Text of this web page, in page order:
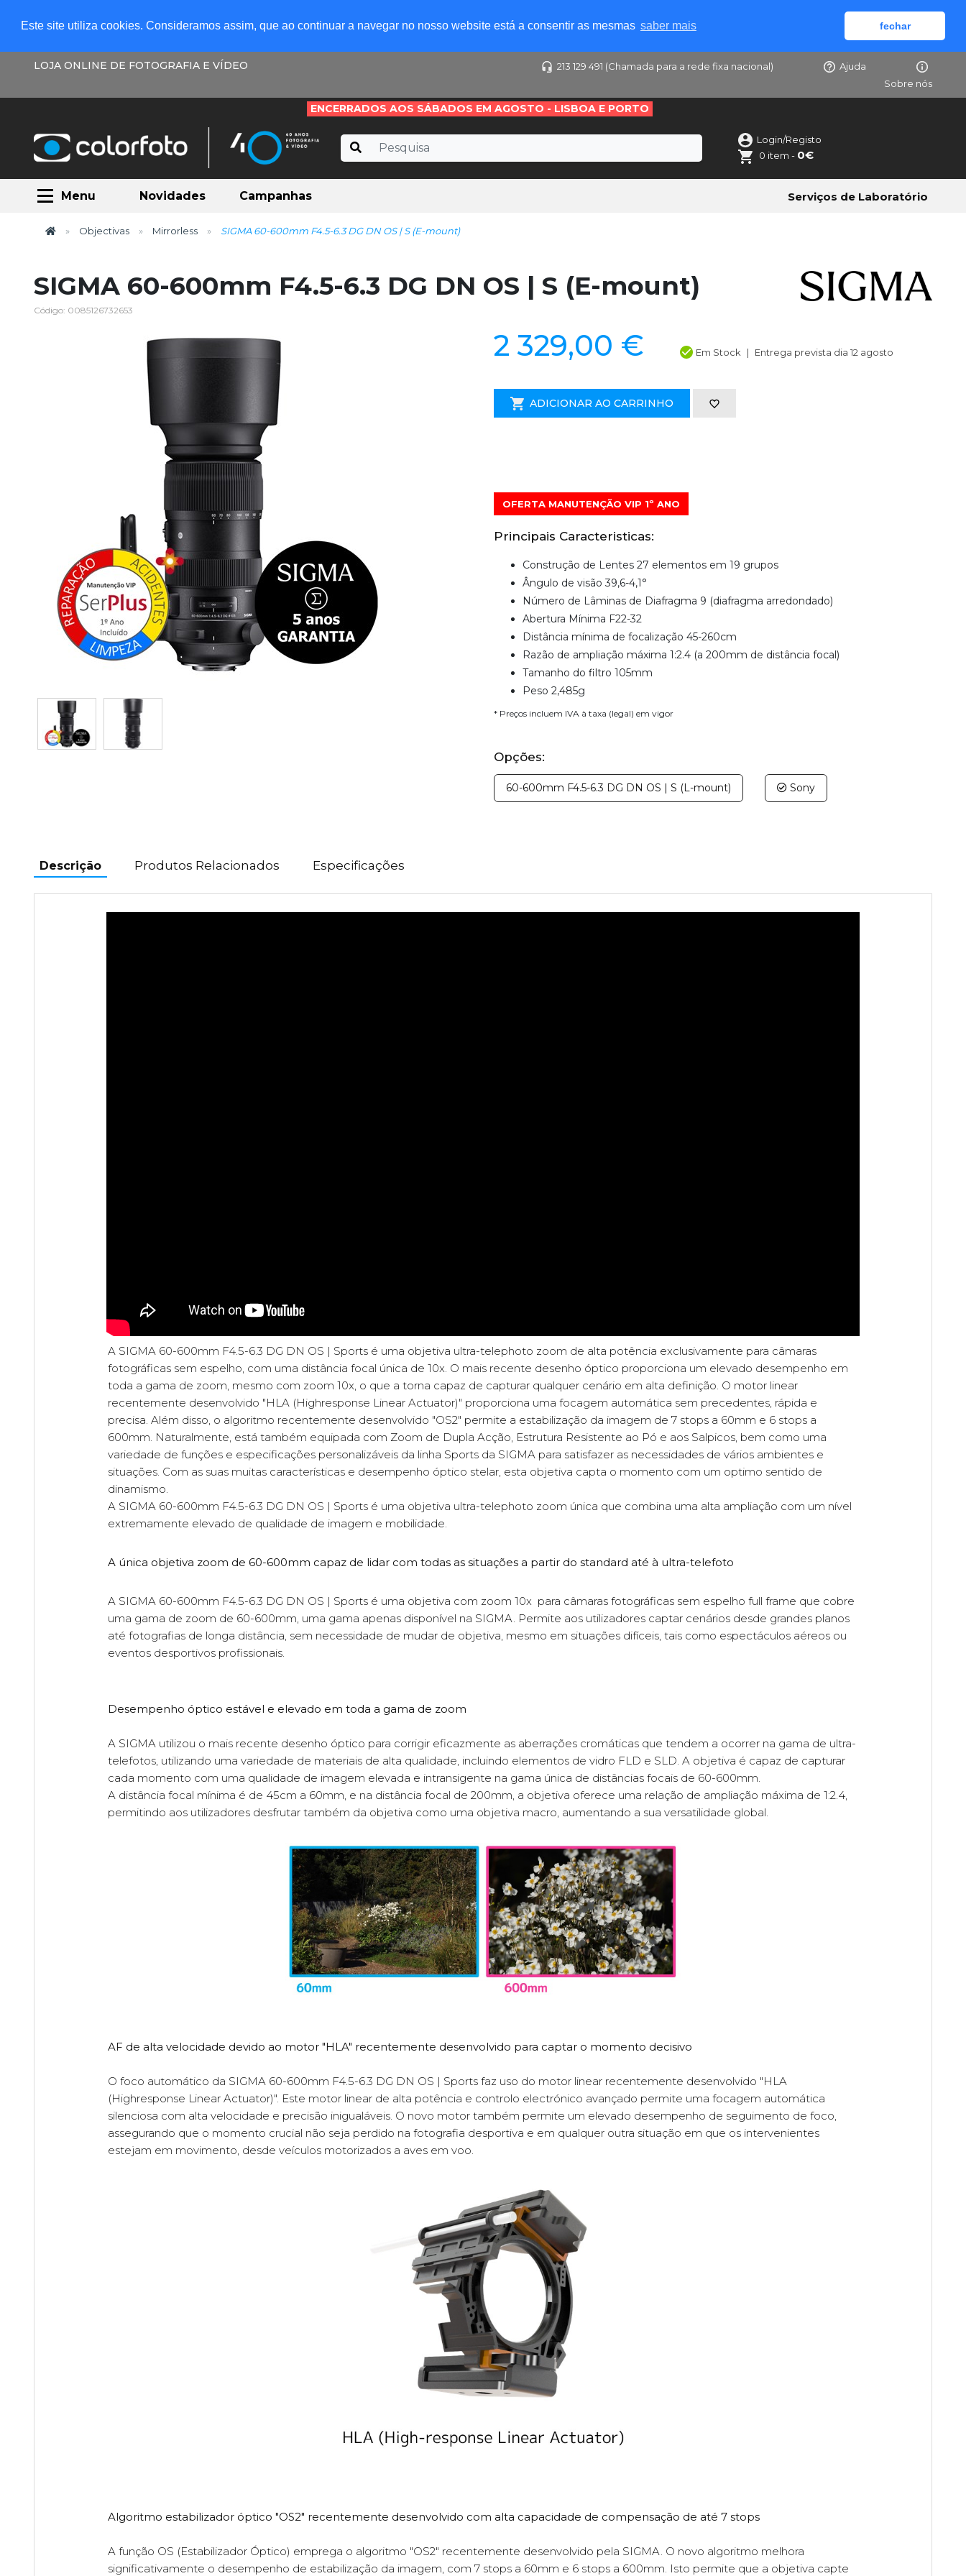
Este site utiliza cookies. Consideramos assim, que ao continuar a navegar no nosso website está a consentir as mesmas saber mais fechar
LOJA ONLINE DE FOTOGRAFIA E VÍDEO 213 129 491 (Chamada para a rede fixa nacional)
Ajuda
Sobre nós
ENCERRADOS AOS SÁBADOS EM AGOSTO - LISBOA E PORTO
Login/Registo
0 item - 0€
Menu Novidades Campanhas Serviços de Laboratório
Objectivas Mirrorless SIGMA 60-600mm F4.5-6.3 DG DN OS | S (E-mount)
SIGMA 60-600mm F4.5-6.3 DG DN OS | S (E-mount)
Código: 0085126732653
2 329,00 € Em Stock Entrega prevista dia 12 agosto
ADICIONAR AO CARRINHO
OFERTA MANUTENÇÃO VIP 1º ANO
Principais Caracteristicas:
Construção de Lentes 27 elementos em 19 grupos
Ângulo de visão 39,6-4,1°
Número de Lâminas de Diafragma 9 (diafragma arredondado)
Abertura Mínima F22-32
Distância mínima de focalização 45-260cm
Razão de ampliação máxima 1:2.4 (a 200mm de distância focal)
Tamanho do filtro 105mm
Peso 2,485g
* Preços incluem IVA à taxa (legal) em vigor
Opções:
60-600mm F4.5-6.3 DG DN OS | S (L-mount) Sony
Descrição Produtos Relacionados Especificações
A SIGMA 60-600mm F4.5-6.3 DG DN OS | Sports é uma objetiva ultra-telephoto zoom de alta potência exclusivamente para câmaras
fotográficas sem espelho, com uma distância focal única de 10x. O mais recente desenho óptico proporciona um elevado desempenho em
toda a gama de zoom, mesmo com zoom 10x, o que a torna capaz de capturar qualquer cenário em alta definição. O motor linear
recentemente desenvolvido "HLA (Highresponse Linear Actuator)" proporciona uma focagem automática sem precedentes, rápida e
precisa. Além disso, o algoritmo recentemente desenvolvido "OS2" permite a estabilização da imagem de 7 stops a 60mm e 6 stops a
600mm. Naturalmente, está também equipada com Zoom de Dupla Acção, Estrutura Resistente ao Pó e aos Salpicos, bem como uma
variedade de funções e especificações personalizáveis da linha Sports da SIGMA para satisfazer as necessidades de vários ambientes e
situações. Com as suas muitas características e desempenho óptico stelar, esta objetiva capta o momento com um optimo sentido de
dinamismo.
A SIGMA 60-600mm F4.5-6.3 DG DN OS | Sports é uma objetiva ultra-telephoto zoom única que combina uma alta ampliação com um nível
extremamente elevado de qualidade de imagem e mobilidade.
A única objetiva zoom de 60-600mm capaz de lidar com todas as situações a partir do standard até à ultra-telefoto
A SIGMA 60-600mm F4.5-6.3 DG DN OS | Sports é uma objetiva com zoom 10x para câmaras fotográficas sem espelho full frame que cobre
uma gama de zoom de 60-600mm, uma gama apenas disponível na SIGMA. Permite aos utilizadores captar cenários desde grandes planos
até fotografias de longa distância, sem necessidade de mudar de objetiva, mesmo em situações difíceis, tais como espectáculos aéreos ou
eventos desportivos profissionais.
Desempenho óptico estável e elevado em toda a gama de zoom
A SIGMA utilizou o mais recente desenho óptico para corrigir eficazmente as aberrações cromáticas que tendem a ocorrer na gama de ultra-
telefotos, utilizando uma variedade de materiais de alta qualidade, incluindo elementos de vidro FLD e SLD. A objetiva é capaz de capturar
cada momento com uma qualidade de imagem elevada e intransigente na gama única de distâncias focais de 60-600mm.
A distância focal mínima é de 45cm a 60mm, e na distância focal de 200mm, a objetiva oferece uma relação de ampliação máxima de 1:2.4,
permitindo aos utilizadores desfrutar também da objetiva como uma objetiva macro, aumentando a sua versatilidade global.
AF de alta velocidade devido ao motor "HLA" recentemente desenvolvido para captar o momento decisivo
O foco automático da SIGMA 60-600mm F4.5-6.3 DG DN OS | Sports faz uso do motor linear recentemente desenvolvido "HLA
(Highresponse Linear Actuator)". Este motor linear de alta potência e controlo electrónico avançado permite uma focagem automática
silenciosa com alta velocidade e precisão inigualáveis. O novo motor também permite um elevado desempenho de seguimento de foco,
assegurando que o momento crucial não seja perdido na fotografia desportiva e em qualquer outra situação em que os intervenientes
estejam em movimento, desde veículos motorizados a aves em voo.
Algoritmo estabilizador óptico "OS2" recentemente desenvolvido com alta capacidade de compensação de até 7 stops
A função OS (Estabilizador Óptico) emprega o algoritmo "OS2" recentemente desenvolvido pela SIGMA. O novo algoritmo melhora
significativamente o desempenho de estabilização da imagem, com 7 stops a 60mm e 6 stops a 600mm. Isto permite que a objetiva capte